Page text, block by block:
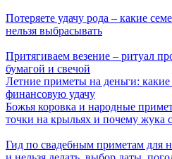
Потеряете удачу рода – какие
нельзя выбрасывать
Притягиваем везение – ритуал
бумагой и свечой
Летние приметы на деньги: какие
финансовую удачу
Божья коровка и народные
точки на крыльях и почему жука
Гид по свадебным приметам для